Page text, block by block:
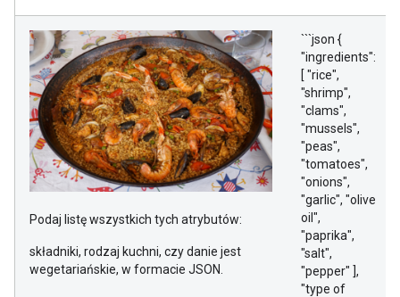
Podaj listę wszystkich tych atrybutów:
składniki, rodzaj kuchni, czy danie jest
wegetariańskie, w formacie JSON.
```json {
"ingredients":
[ "rice",
"shrimp",
"clams",
"mussels",
"peas",
"tomatoes",
"onions",
"garlic", "olive
oil",
"paprika",
"salt",
"pepper" ],
"type of